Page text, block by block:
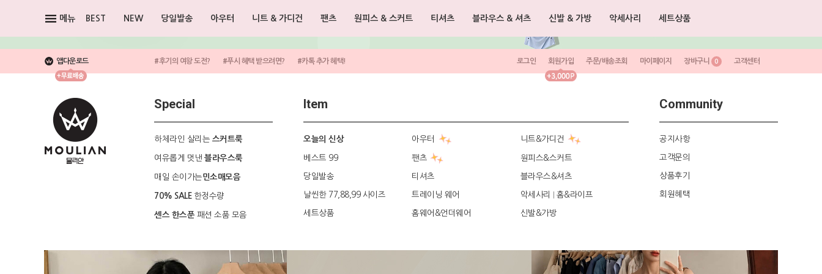
앱다운로드 #후기의 여왕 도전? #푸시 혜택 받으려면? #카톡 추가 혜택! 로그인 회원가입 주문/배송조회 마이페이지 장바구니 0 고객센터
Special
하체라인 살리는 스커트룩
여유롭게 멋낸 블라우스룩
매일 손이가는민소매모음
70% SALE 한정수량
센스 한스푼패션 소품 모음
Item
오늘의 신상 아우터 니트&가디건
베스트 99 팬츠 원피스&스커트
당일발송 티셔츠 블라우스&셔츠
날씬한 77,88,99 사이즈 트레이닝 웨어 악세사리 홈&라이프
세트상품 홈웨어&언더웨어 신발&가방
Community
공지사항
고객문의
상품후기
회원혜택
메뉴 BEST NEW 당일발송 아우터 니트 & 가디건 팬츠 원피스 & 스커트 티셔츠 블라우스 & 셔츠 신발 & 가방 악세사리 세트상품